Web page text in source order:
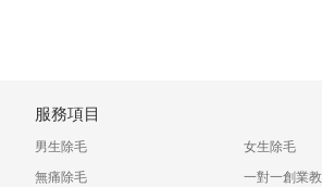
服務項目
男生除毛
女生除毛
無痛除毛
一對一創業